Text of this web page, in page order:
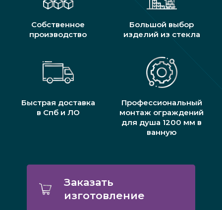
Собственное
производство
Большой выбор
изделий из стекла
Быстрая доставка
в Спб и ЛО
Профессиональный
монтаж ограждений
для душа 1200 мм в
ванную
Заказать
изготовление